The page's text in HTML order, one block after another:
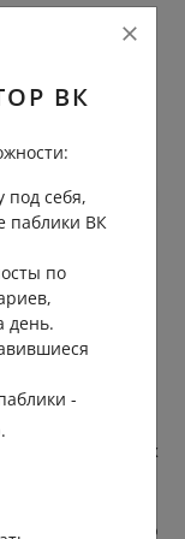
году на советских
у которого
ВК
под себя,
паблики ВК
по
день.
-